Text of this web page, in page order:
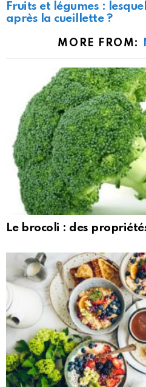
Fruits et légumes :
après la cueillette ?
MORE FROM:
Le brocoli : des